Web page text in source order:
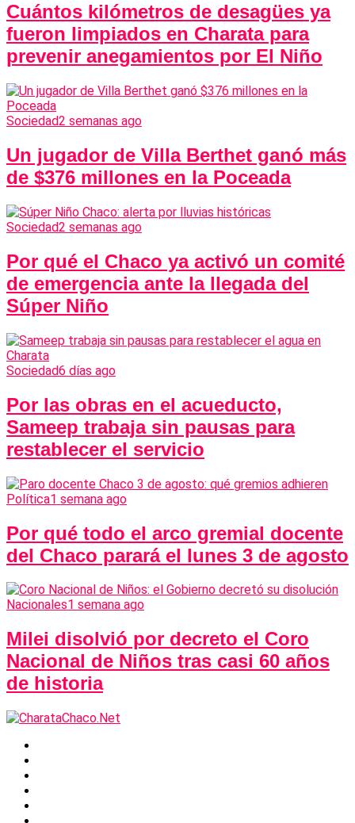
Cuántos kilómetros de desagües ya
fueron limpiados en Charata para
prevenir anegamientos por El Niño
Sociedad2 semanas ago
Un jugador de Villa Berthet ganó más
de $376 millones en la Poceada
Sociedad2 semanas ago
Por qué el Chaco ya activó un comité
de emergencia ante la llegada del
Súper Niño
Sociedad6 días ago
Por las obras en el acueducto,
Sameep trabaja sin pausas para
restablecer el servicio
Política1 semana ago
Por qué todo el arco gremial docente
del Chaco parará el lunes 3 de agosto
Nacionales1 semana ago
Milei disolvió por decreto el Coro
Nacional de Niños tras casi 60 años
de historia